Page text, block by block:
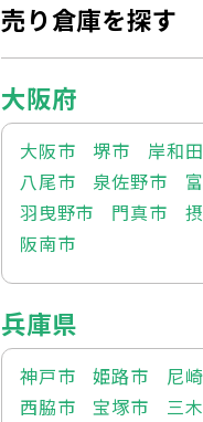
売り倉庫を探す
大阪府
大阪市 堺市 岸和
八尾市
泉佐野市
羽曳野市
門真市
阪南市
兵庫県
神戸市 姫路市 尼
西脇市
宝塚市 三